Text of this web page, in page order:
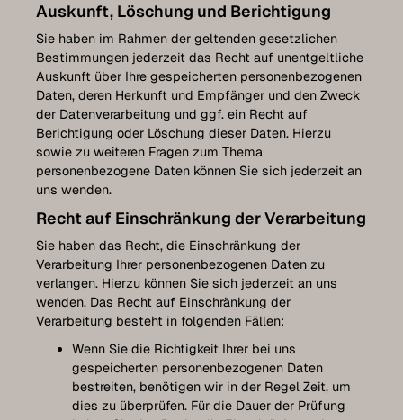
Auskunft, Löschung und Berichtigung
Sie haben im Rahmen der geltenden gesetzlichen
Bestimmungen jederzeit das Recht auf unentgeltliche
Auskunft über Ihre gespeicherten personenbezogenen
Daten, deren Herkunft und Empfänger und den Zweck
der Datenverarbeitung und ggf. ein Recht auf
Berichtigung oder Löschung dieser Daten. Hierzu
sowie zu weiteren Fragen zum Thema
personenbezogene Daten können Sie sich jederzeit an
uns wenden.
Recht auf Einschränkung der Verarbeitung
Sie haben das Recht, die Einschränkung der
Verarbeitung Ihrer personenbezogenen Daten zu
verlangen. Hierzu können Sie sich jederzeit an uns
wenden. Das Recht auf Einschränkung der
Verarbeitung besteht in folgenden Fällen:
Wenn Sie die Richtigkeit Ihrer bei uns
gespeicherten personenbezogenen Daten
bestreiten, benötigen wir in der Regel Zeit, um
dies zu überprüfen. Für die Dauer der Prüfung